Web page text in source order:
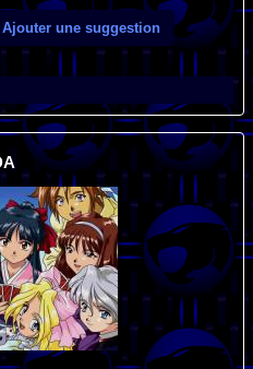
Ajouter une suggestion